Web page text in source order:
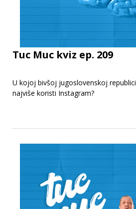
Tuc Muc kviz ep. 209
U kojoj bivšoj jugoslovenskoj
najviše koristi Instagram?